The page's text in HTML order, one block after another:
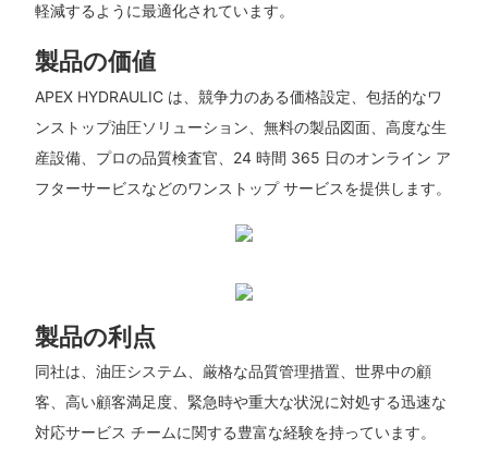
軽減するように最適化されています。
製品の価値
APEX HYDRAULIC は、競争力のある価格設定、包括的なワ
ンストップ油圧ソリューション、無料の製品図面、高度な生
産設備、プロの品質検査官、24 時間 365 日のオンライン ア
フターサービスなどのワンストップ サービスを提供します。
製品の利点
同社は、油圧システム、厳格な品質管理措置、世界中の顧
客、高い顧客満足度、緊急時や重大な状況に対処する迅速な
対応サービス チームに関する豊富な経験を持っています。